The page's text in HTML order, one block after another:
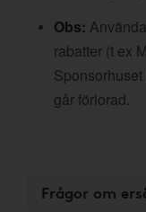
Obs:
rabatter (t ex
går förlorad.
Frågor om